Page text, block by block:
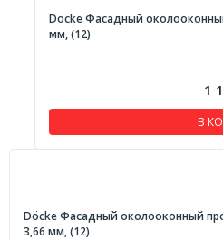
Döcke Фасадный
мм, (12)
1
В
Döcke Фасадный околооконный
3,66 мм, (12)